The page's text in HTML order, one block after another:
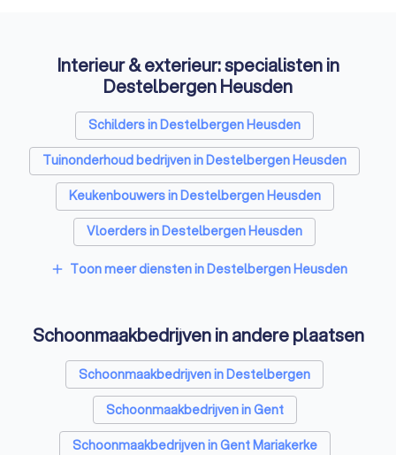
Interieur & exterieur: specialisten in
Destelbergen Heusden
Schilders in Destelbergen Heusden
Tuinonderhoud bedrijven in Destelbergen Heusden
Keukenbouwers in Destelbergen Heusden
Vloerders in Destelbergen Heusden
add Toon meer diensten in Destelbergen Heusden
Schoonmaakbedrijven in andere plaatsen
Schoonmaakbedrijven in Destelbergen
Schoonmaakbedrijven in Gent
Schoonmaakbedrijven in Gent Mariakerke